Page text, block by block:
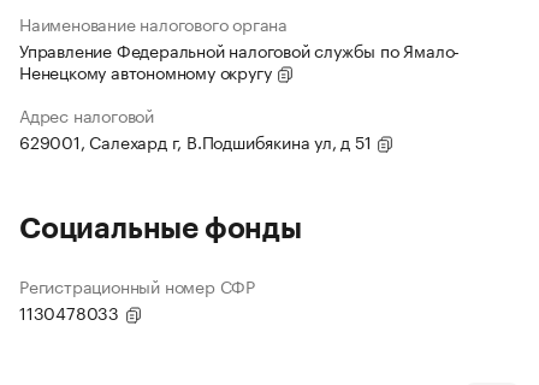
Наименование налогового органа
Управление Федеральной налоговой службы по Ямало-
Ненецкому автономному округу
Адрес налоговой
629001, Салехард г, В.Подшибякина ул, д 51
Социальные фонды
Регистрационный номер СФР
1130478033